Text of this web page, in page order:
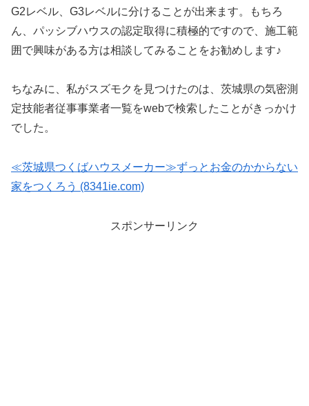
G2レベル、G3レベルに分けることが出来ます。もちろ
ん、パッシブハウスの認定取得に積極的ですので、施工範
囲で興味がある方は相談してみることをお勧めします♪
ちなみに、私がスズモクを見つけたのは、茨城県の気密測
定技能者従事事業者一覧をwebで検索したことがきっかけ
でした。
≪茨城県つくばハウスメーカー≫ずっとお金のかからない
家をつくろう (8341ie.com)
スポンサーリンク